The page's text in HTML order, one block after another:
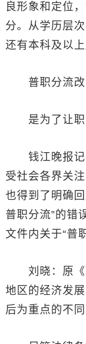
良形象和定位
分。从学历层
还有本科及以
普职分流改
是为了让职
钱江晚报记
受社会各界关
也得到了明确
普职分流”的错
文件内关于“普
刘晓：原《
地区的经济发
后为重点的不